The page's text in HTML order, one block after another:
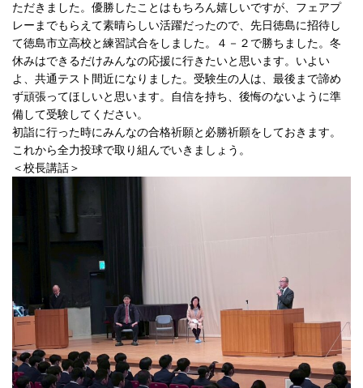
ただきました。優勝したことはもちろん嬉しいですが、フェアプ
レーまでもらえて素晴らしい活躍だったので、先日徳島に招待し
て徳島市立高校と練習試合をしました。４－２で勝ちました。冬
休みはできるだけみんなの応援に行きたいと思います。いよい
よ、共通テスト間近になりました。受験生の人は、最後まで諦め
ず頑張ってほしいと思います。自信を持ち、後悔のないように準
備して受験してください。
初詣に行った時にみんなの合格祈願と必勝祈願をしておきます。
これから全力投球で取り組んでいきましょう。
＜校長講話＞